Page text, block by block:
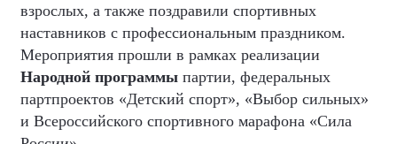
взрослых, а также поздравили спортивных
наставников с профессиональным праздником.
Мероприятия прошли в рамках реализации
Народной программы партии, федеральных
партпроектов «Детский спорт», «Выбор сильных»
и Всероссийского спортивного марафона «Сила